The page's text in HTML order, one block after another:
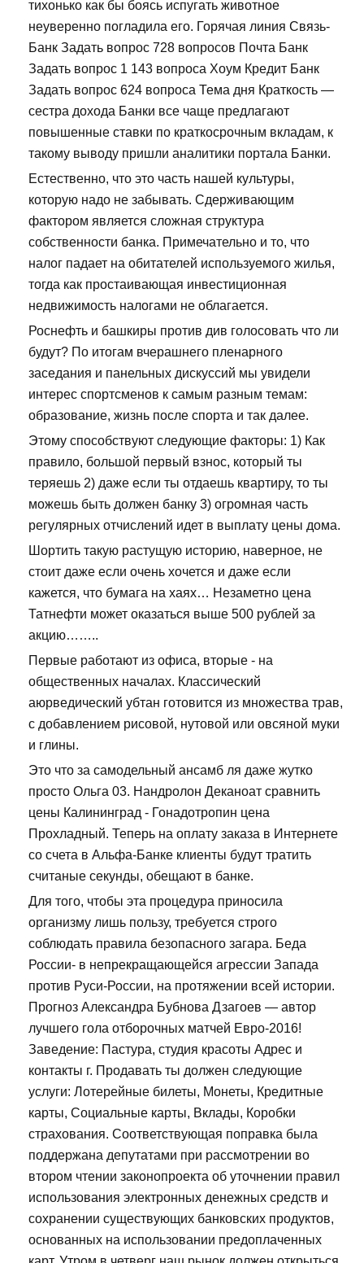
тихонько как бы боясь испугать животное
неуверенно погладила его. Горячая линия Связь-
Банк Задать вопрос 728 вопросов Почта Банк
Задать вопрос 1 143 вопроса Хоум Кредит Банк
Задать вопрос 624 вопроса Тема дня Краткость —
сестра дохода Банки все чаще предлагают
повышенные ставки по краткосрочным вкладам, к
такому выводу пришли аналитики портала Банки.
Естественно, что это часть нашей культуры,
которую надо не забывать. Сдерживающим
фактором является сложная структура
собственности банка. Примечательно и то, что
налог падает на обитателей используемого жилья,
тогда как простаивающая инвестиционная
недвижимость налогами не облагается.
Роснефть и башкиры против див голосовать что ли
будут? По итогам вчерашнего пленарного
заседания и панельных дискуссий мы увидели
интерес спортсменов к самым разным темам:
образование, жизнь после спорта и так далее.
Этому способствуют следующие факторы: 1) Как
правило, большой первый взнос, который ты
теряешь 2) даже если ты отдаешь квартиру, то ты
можешь быть должен банку 3) огромная часть
регулярных отчислений идет в выплату цены дома.
Шортить такую растущую историю, наверное, не
стоит даже если очень хочется и даже если
кажется, что бумага на хаях… Незаметно цена
Татнефти может оказаться выше 500 рублей за
акцию……..
Первые работают из офиса, вторые - на
общественных началах. Классический
аюрведический убтан готовится из множества трав,
с добавлением рисовой, нутовой или овсяной муки
и глины.
Это что за самодельный ансамб ля даже жутко
просто Ольга 03. Нандролон Деканоат сравнить
цены Калининград - Гонадотропин цена
Прохладный. Теперь на оплату заказа в Интернете
со счета в Альфа-Банке клиенты будут тратить
считаные секунды, обещают в банке.
Для того, чтобы эта процедура приносила
организму лишь пользу, требуется строго
соблюдать правила безопасного загара. Беда
России- в непрекращающейся агрессии Запада
против Руси-России, на протяжении всей истории.
Прогноз Александра Бубнова Дзагоев — автор
лучшего гола отборочных матчей Евро-2016!
Заведение: Пастура, студия красоты Адрес и
контакты г. Продавать ты должен следующие
услуги: Лотерейные билеты, Монеты, Кредитные
карты, Социальные карты, Вклады, Коробки
страхования. Соответствующая поправка была
поддержана депутатами при рассмотрении во
втором чтении законопроекта об уточнении правил
использования электронных денежных средств и
сохранении существующих банковских продуктов,
основанных на использовании предоплаченных